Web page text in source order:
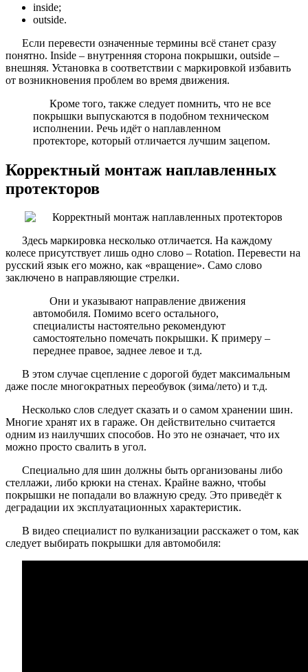
inside;
outside.
Если перевести означенные термины всё станет сразу
понятно. Inside – внутренняя сторона покрышки, outside –
внешняя. Установка в соответствии с маркировкой избавить
от возникновения проблем во время движения.
Кроме того, также следует помнить, что не все
покрышки выпускаются в подобном техническом
исполнении. Речь идёт о наплавленном
протекторе, который отличается лучшим зацепом.
Корректный монтаж наплавленных
протекторов
Здесь маркировка несколько отличается. На каждому
колесе присутствует лишь одно слово – Rotation. Перевести на
русский язык его можно, как «вращение». Само слово
заключено в направляющие стрелки.
Они и указывают направление движения
автомобиля. Помимо всего остального,
специалисты настоятельно рекомендуют
самостоятельно помечать покрышки. К примеру –
переднее правое, заднее левое и т.д.
В этом случае сцепление с дорогой будет максимальным
даже после многократных переобувок (зима/лето) и т.д.
Несколько слов следует сказать и о самом хранении шин.
Многие хранят их в гараже. Он действительно считается
одним из наилучших способов. Но это не означает, что их
можно просто свалить в угол.
Специально для шин должны быть организованы либо
стеллажи, либо крюки на стенах. Крайне важно, чтобы
покрышки не попадали во влажную среду. Это приведёт к
деградации их эксплуатационных характеристик.
В видео специалист по вулканизации расскажет о том, как
следует выбирать покрышки для автомобиля: